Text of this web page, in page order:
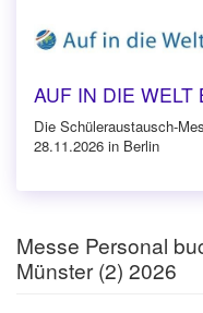
AUF IN DIE WELT
Die Schüleraustausch-
28.11.2026 in Berlin
Messe Personal
Münster (2) 2026